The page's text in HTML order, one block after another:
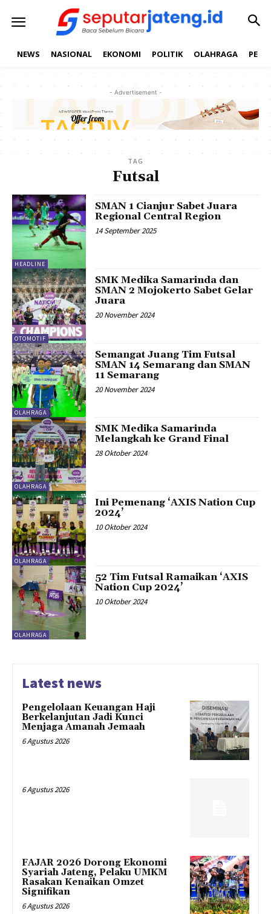
NEWS NASIONAL EKONOMI POLITIK OLAHRAGA
- Advertisement -
TAG
Futsal
HEADLINE
SMAN 1 Cianjur Sabet Juara
Regional Central Region
14 September 2025
OTOMOTIF
SMK Medika Samarinda dan
SMAN 2 Mojokerto Sabet Gelar
Juara
20 November 2024
OLAHRAGA
Semangat Juang Tim Futsal
SMAN 14 Semarang dan SMAN
11 Semarang
20 November 2024
OLAHRAGA
SMK Medika Samarinda
Melangkah ke Grand Final
28 Oktober 2024
OLAHRAGA
Ini Pemenang ‘AXIS Nation Cup
2024’
10 Oktober 2024
OLAHRAGA
52 Tim Futsal Ramaikan ‘AXIS
Nation Cup 2024’
10 Oktober 2024
Latest news
Pengelolaan Keuangan Haji
Berkelanjutan Jadi Kunci
Menjaga Amanah Jemaah
6 Agustus 2026
6 Agustus 2026
FAJAR 2026 Dorong Ekonomi
Syariah Jateng, Pelaku UMKM
Rasakan Kenaikan Omzet
Signifikan
6 Agustus 2026